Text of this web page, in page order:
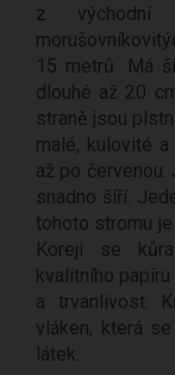
z
15 metrů. Má
dlouhé až 20
straně jsou
malé, kulovité
až po
snadno šíří.
tohoto stromu
Koreji se
kvalitního
a trvanlivost.
vláken, která
látek.